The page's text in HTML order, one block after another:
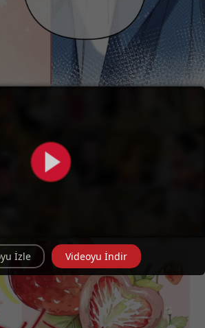
İzle Videoyu İndir